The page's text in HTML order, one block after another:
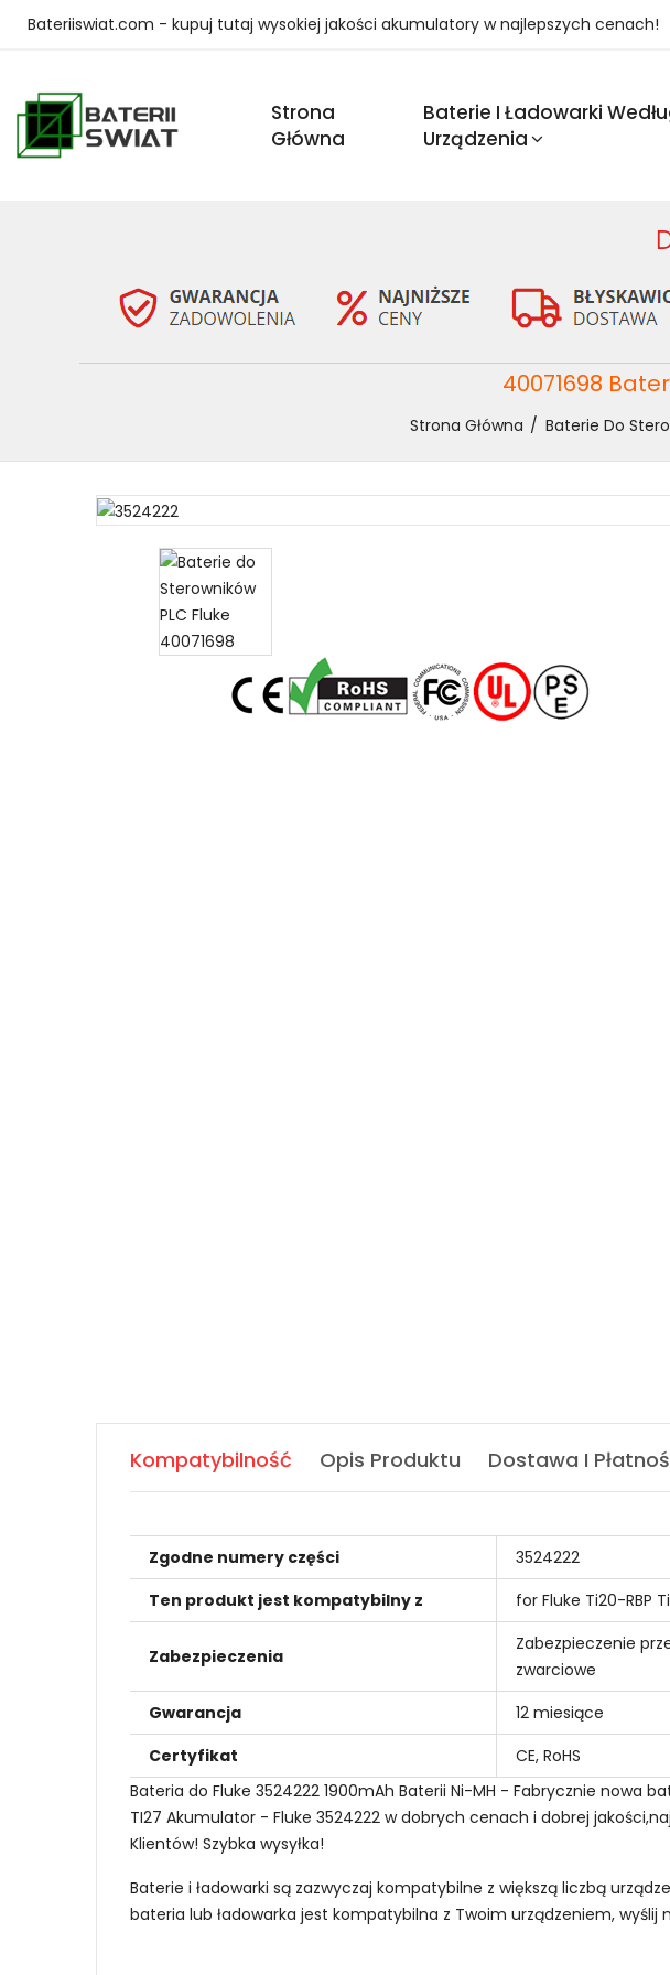
Bateriiswiat.com - kupuj tutaj wysokiej jakości akumulatory w najlepszych cenach!
Strona
Główna
Baterie I Ładowarki
Urządzenia
40071698
Strona Główna Baterie Do
Kompatybilność Opis Produktu Dostawa I
Zgodne numery części
3524222
Ten produkt jest kompatybilny z
for Fluke Ti20-RBP
Zabezpieczenia
Zabezpieczenie
zwarciowe
Gwarancja
12 miesiące
Certyfikat
CE, RoHS
Bateria do Fluke 3524222 1900mAh Baterii Ni-MH - Fabrycznie nowa
TI27 Akumulator - Fluke 3524222 w dobrych cenach i dobrej
Klientów! Szybka wysyłka!
Baterie i ładowarki są zazwyczaj kompatybilne z większą liczbą
bateria lub ładowarka jest kompatybilna z Twoim urządzeniem, wyślij